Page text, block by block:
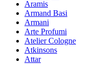
Aramis
Armand Basi
Armani
Arte Profumi
Atelier Cologne
Atkinsons
Attar